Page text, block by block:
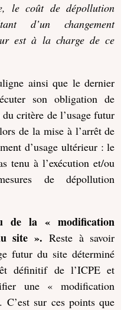
le coût de dépollution
d’un changement
est à la charge de ce
ainsi que le dernier
son obligation de
critère de l’usage futur
de la mise à l’arrêt de
d’usage ultérieur : le
tenu à l’exécution et/ou
de dépollution
de la « modification
site ». Reste à savoir
futur du site déterminé
définitif de l’ICPE et
une « modification
sur ces points que